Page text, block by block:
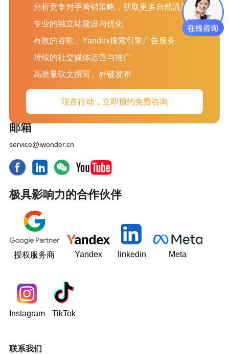
联络我们
社交媒体知识
文旦动态
网站运营SEO
苏州（总部）
苏州市姑苏区苏城商贸中心B座1908
电话
邮箱
service@iwonder.cn
极具影响力的合作伙伴
授权服务商 Yandex linkedin Meta
Instagram TikTok
联系我们
分析竞争对手营销策略，获取更多自然流量
专业的独立站建设与优化
有效的谷歌、Yandex搜索引擎广告服务
持续的社交媒体运营与推广
高质量软文撰写、外链发布
现在行动，立即预约免费咨询